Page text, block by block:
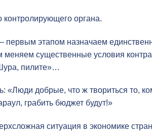
контролирующего органа.
первым этапом назначаем
меняем существенные условия
пилите»…
«Люди добрые, что ж твориться то,
грабить бюджет будут!»
ситуация в экономике